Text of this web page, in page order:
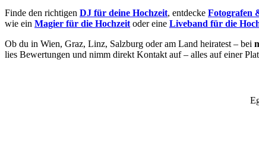
Finde den richtigen DJ für deine Hochzeit, entdecke Fotografen
wie ein Magier für die Hochzeit oder eine Liveband für die
Ob du in Wien, Graz, Linz, Salzburg oder am Land heiratest – bei
lies Bewertungen und nimm direkt Kontakt auf – alles auf einer